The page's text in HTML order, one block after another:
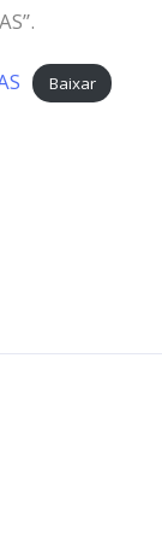
Baixar